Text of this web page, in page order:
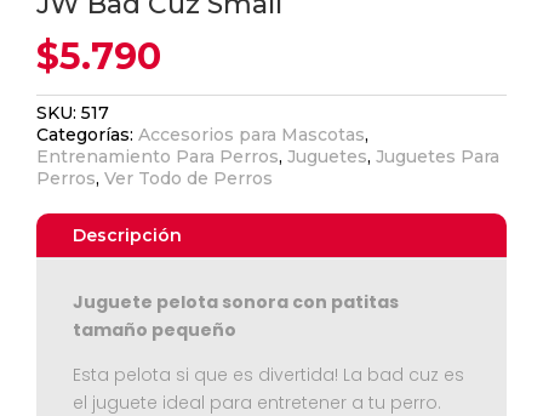
$5.790
SKU:517
Categorías:Accesorios para Mascotas,
Entrenamiento Para Perros,Juguetes,Juguetes Para
Perros,Ver Todo de Perros
Descripción
Juguete pelota sonora con patitas
tamaño pequeño
Esta pelota si que es divertida! La bad cuz es
el juguete ideal para entretener a tu perro.